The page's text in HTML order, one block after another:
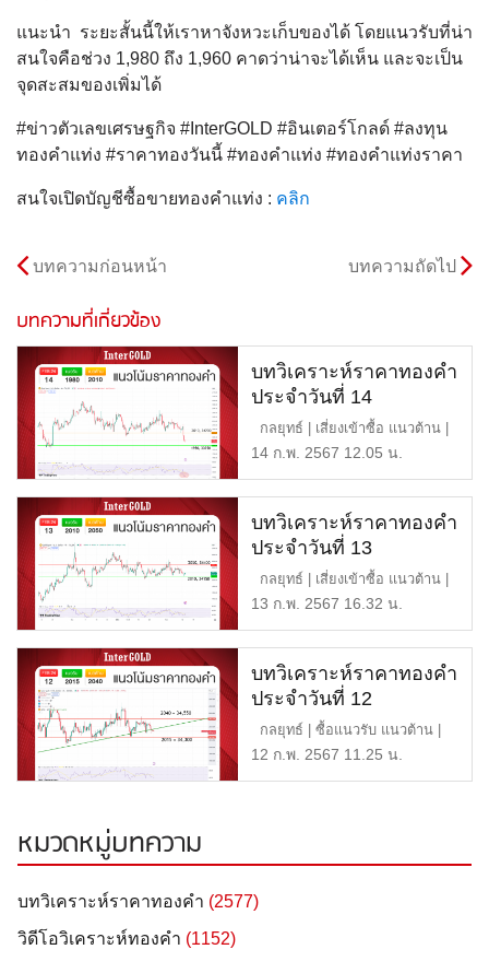
แนะนํา ระยะสั้นนี้ให้เราหาจังหวะเก็บของได้ โดยแนวรับที่น่า
สนใจคือช่วง 1,980 ถึง 1,960 คาดว่าน่าจะได้เห็น และจะเป็น
จุดสะสมของเพิ่มได้
#ข่าวตัวเลขเศรษฐกิจ #InterGOLD #อินเตอร์โกลด์ #ลงทุน
ทองคำแท่ง #ราคาทองวันนี้ #ทองคำแท่ง #ทองคำแท่งราคา
สนใจเปิดบัญชีซื้อขายทองคำแท่ง : คลิก
บทความก่อนหน้า บทความถัดไป
บทความที่เกี่ยวข้อง
บทวิเคราะห์ราคาทองคำ
ประจำวันที่ 14
กุมภาพันธ์ 2567
กลยุทธ์ | เสี่ยงเข้าซื้อ แนวต้าน |
2,010 หรือ 34 […]
14 ก.พ. 2567 12.05 น.
บทวิเคราะห์ราคาทองคำ
ประจำวันที่ 13
กุมภาพันธ์ 2567
กลยุทธ์ | เสี่ยงเข้าซื้อ แนวต้าน |
2,050 หรือ 34 […]
13 ก.พ. 2567 16.32 น.
บทวิเคราะห์ราคาทองคำ
ประจำวันที่ 12
กุมภาพันธ์ 2567
กลยุทธ์ | ซื้อแนวรับ แนวต้าน |
2,040 หรือ 34,550 […]
12 ก.พ. 2567 11.25 น.
หมวดหมู่บทความ
บทวิเคราะห์ราคาทองคำ (2577)
วิดีโอวิเคราะห์ทองคำ (1152)